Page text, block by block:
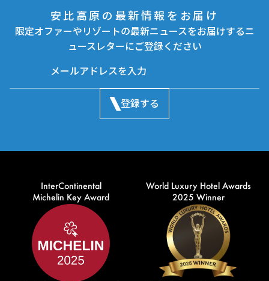
安比高原の最新情報をお届け
限定オファーやリゾートの最新ニュースをお届けするニ
ュースレターにご登録ください
登録する
InterContinental
Michelin Key Award
World Luxury Hotel Awards
2025 Winner